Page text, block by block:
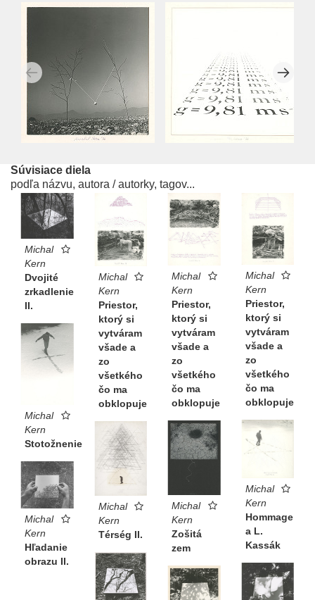
Súvisiace diela
podľa názvu, autora / autorky, tagov...
Michal
Kern
Dvojité
zrkadlenie
II.
Michal
Kern
Priestor,
ktorý si
vytváram
všade a
zo
všetkého
čo ma
obklopuje
Michal
Kern
Priestor,
ktorý si
vytváram
všade a
zo
všetkého
čo ma
obklopuje
Michal
Kern
Priestor,
ktorý si
vytváram
všade a
zo
všetkého
čo ma
obklopuje
Michal
Kern
Stotožnenie
Michal
Kern
Hommage
a L.
Kassák
Michal
Kern
Zošitá
zem
Michal
Kern
Térség II.
Michal
Kern
Hľadanie
obrazu II.